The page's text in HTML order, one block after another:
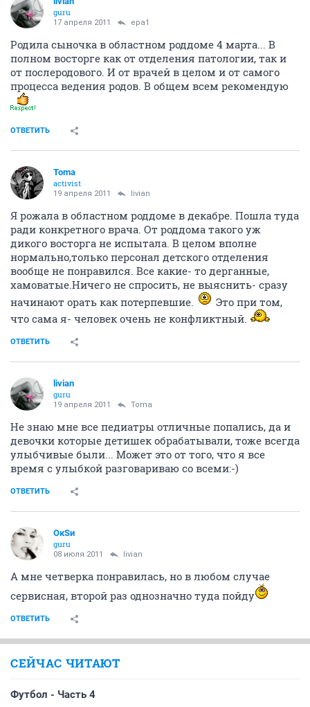
guru
17 апреля 2011 epa1
Родила сыночка в областном роддоме 4 марта... В
полном восторге как от отделения патологии, так и
от послеродового. И от врачей в целом и от самого
процесса ведения родов. В общем всем рекомендую
ОТВЕТИТЬ
Toma
activist
19 апреля 2011 livian
Я рожала в областном роддоме в декабре. Пошла туда
ради конкретного врача. От роддома такого уж
дикого восторга не испытала. В целом вполне
нормально,только персонал детского отделения
вообще не понравился. Все какие- то дерганные,
хамоватые.Ничего не спросить, не выяснить- сразу
начинают орать как потерпевшие.
Это при том,
что сама я- человек очень не конфликтный.
ОТВЕТИТЬ
livian
guru
19 апреля 2011 Toma
Не знаю мне все педиатры отличные попались, да и
девочки которые детишек обрабатывали, тоже всегда
улыбчивые были... Может это от того, что я все
время с улыбкой разговариваю со всеми:-)
ОТВЕТИТЬ
ОкSи
guru
08 июля 2011 livian
А мне четверка понравилась, но в любом случае
сервисная, второй раз однозначно туда пойду
ОТВЕТИТЬ
СЕЙЧАС ЧИТАЮТ
Футбол - Часть 4